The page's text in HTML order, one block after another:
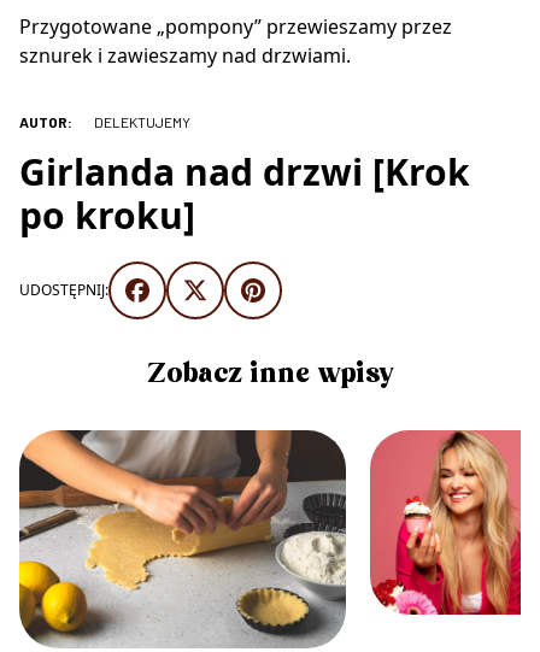
Przygotowane „pompony” przewieszamy przez
sznurek i zawieszamy nad drzwiami.
AUTOR: DELEKTUJEMY
Girlanda nad drzwi [Krok
po kroku]
UDOSTĘPNIJ:
Zobacz inne wpisy